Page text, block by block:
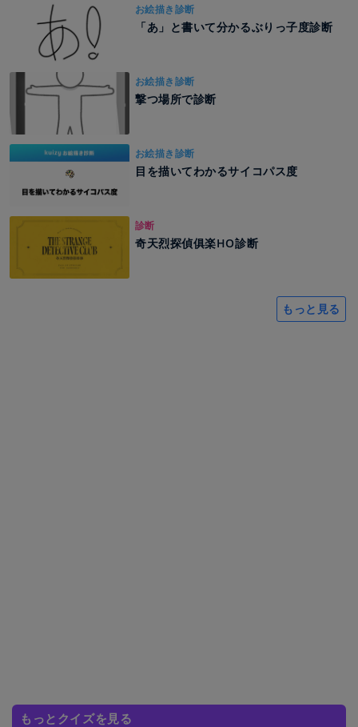
お絵描き診断
「あ」と書いて分かるぶりっ子度診断
お絵描き診断
撃つ場所で診断
お絵描き診断
目を描いてわかるサイコパス度
診断
奇天烈探偵俱楽HO診断
もっと見る
もっとクイズを見る